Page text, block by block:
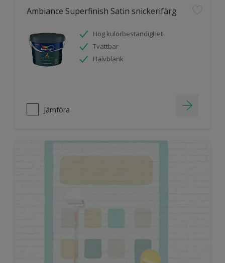
Ambiance Superfinish Satin snickerifärg
Hög kulörbeständighet
Tvättbar
Halvblank
Jämföra